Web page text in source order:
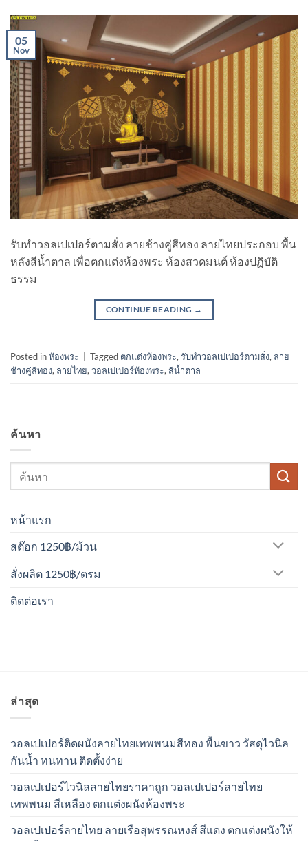
05
Nov
รับทําวอลเปเปอร์ตามสั่ง ลายช้างคู่สีทอง ลายไทยประกอบ พื้น
หลังสีน้ำตาล เพื่อตกแต่งห้องพระ ห้องสวดมนต์ ห้องปฏิบัติ
ธรรม
CONTINUE READING →
Posted inห้องพระ Tagged ตกแต่งห้องพระ, รับทําวอลเปเปอร์ตามสั่ง, ลาย
ช้างคู่สีทอง, ลายไทย, วอลเปเปอร์ห้องพระ, สีน้ำตาล
ค้นหา
หน้าแรก
สต๊อก 1250฿/ม้วน
สั่งผลิต 1250฿/ตรม
ติดต่อเรา
ล่าสุด
วอลเปเปอร์ติดผนังลายไทยเทพพนมสีทอง พื้นขาว วัสดุไวนิล
กันน้ำ ทนทาน ติดตั้งง่าย
วอลเปเปอร์ไวนิลลายไทยราคาถูก วอลเปเปอร์ลายไทย
เทพพนม สีเหลือง ตกแต่งผนังห้องพระ
วอลเปเปอร์ลายไทย ลายเรือสุพรรณหงส์ สีแดง ตกแต่งผนังให้